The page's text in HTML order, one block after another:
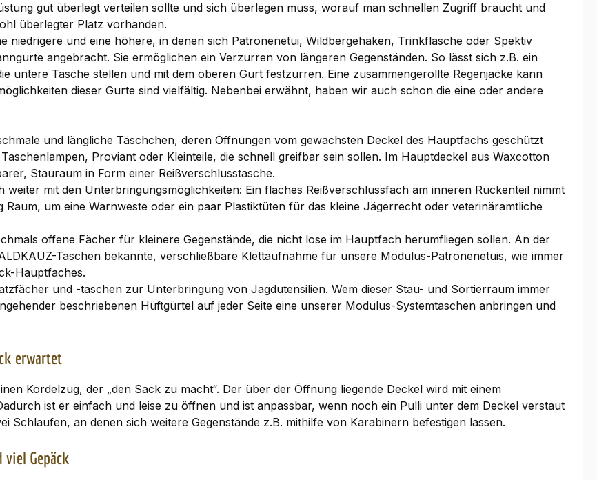
gut überlegt verteilen sollte und sich überlegen muss, worauf man schnellen Zugriff braucht und
überlegter Platz vorhanden.
niedrigere und eine höhere, in denen sich Patronenetui, Wildbergehaken, Trinkflasche oder Spektiv
angebracht. Sie ermöglichen ein Verzurren von längeren Gegenständen. So lässt sich z.B. ein
untere Tasche stellen und mit dem oberen Gurt festzurren. Eine zusammengerollte Regenjacke kann
dieser Gurte sind vielfältig. Nebenbei erwähnt, haben wir auch schon die eine oder andere
und längliche Täschchen, deren Öffnungen vom gewachsten Deckel des Hauptfachs geschützt
Proviant oder Kleinteile, die schnell greifbar sein sollen. Im Hauptdeckel aus Waxcotton
Stauraum in Form einer Reißverschlusstasche.
mit den Unterbringungsmöglichkeiten: Ein flaches Reißverschlussfach am inneren Rückenteil nimmt
um eine Warnweste oder ein paar Plastiktüten für das kleine Jägerrecht oder veterinäramtliche
offene Fächer für kleinere Gegenstände, die nicht lose im Hauptfach herumfliegen sollen. An der
Taschen bekannte, verschließbare Klettaufnahme für unsere Modulus-Patronenetuis, wie immer
Hauptfaches.
und -taschen zur Unterbringung von Jagdutensilien. Wem dieser Stau- und Sortierraum immer
beschriebenen Hüftgürtel auf jeder Seite eine unserer Modulus-Systemtaschen anbringen und
erwartet
Kordelzug, der „den Sack zu macht“. Der über der Öffnung liegende Deckel wird mit einem
ist er einfach und leise zu öffnen und ist anpassbar, wenn noch ein Pulli unter dem Deckel verstaut
Schlaufen, an denen sich weitere Gegenstände z.B. mithilfe von Karabinern befestigen lassen.
viel Gepäck